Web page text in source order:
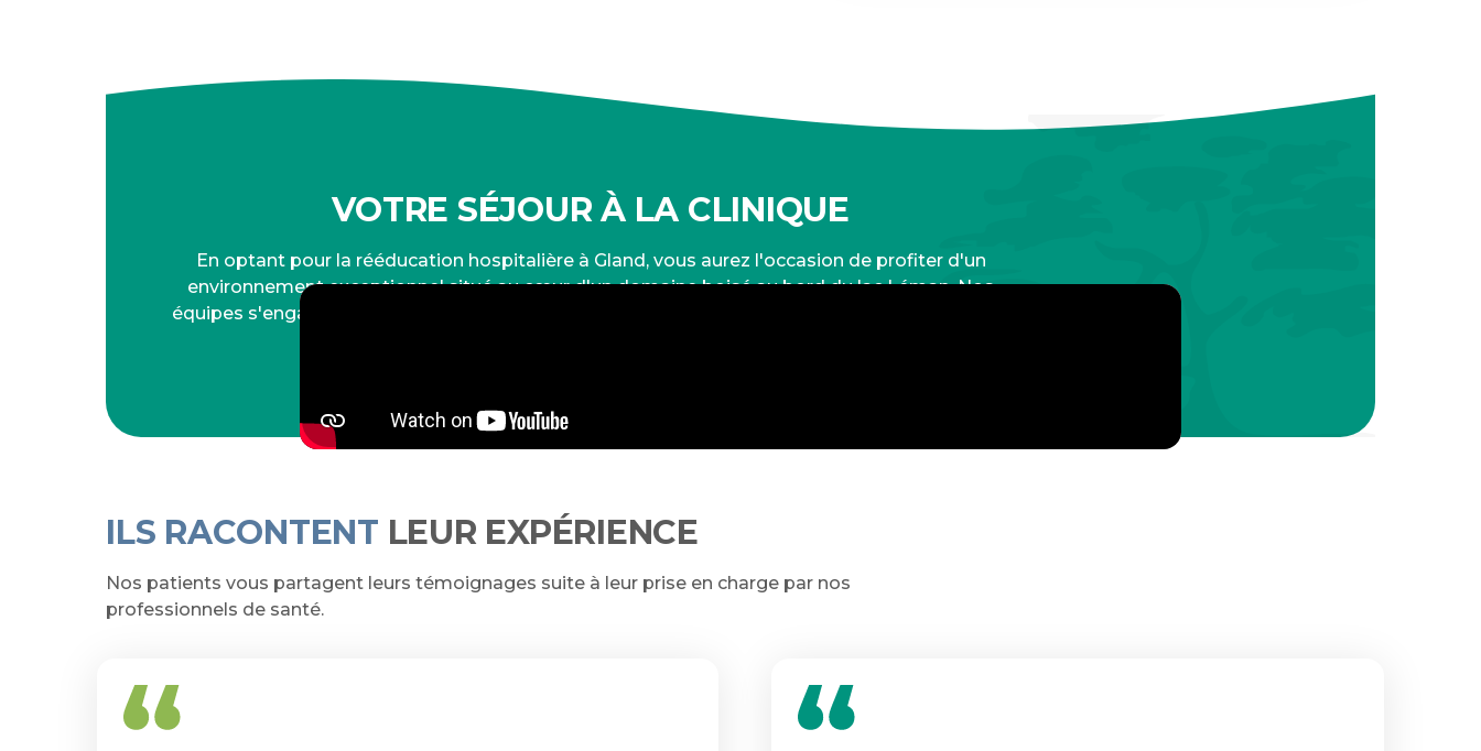
VOTRE SÉJOUR À LA CLINIQUE
En optant pour la rééducation hospitalière à Gland, vous aurez l'occasion de profiter d'un
environnement exceptionnel situé au cœur d'un domaine boisé au bord du lac Léman. Nos
équipes s'engagent à vous accompagner dans votre rétablissement et à vous offrir un service
ILS RACONTENT LEUR EXPÉRIENCE
Nos patients vous partagent leurs témoignages suite à leur prise en charge par nos
professionnels de santé.